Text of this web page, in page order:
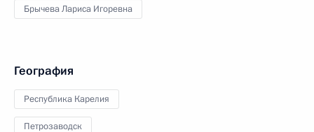
Брычева Лариса Игоревна
География
Республика Карелия
Петрозаводск